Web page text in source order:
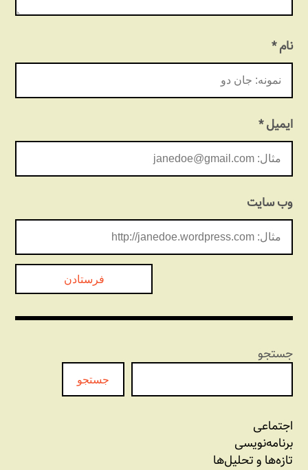
نام*
ایمیل*
وب‌ سایت
جستجو
جستجو
اجتماعی
برنامه‏‌نویسی
تازه‌‌ها و تحلیل‌ها